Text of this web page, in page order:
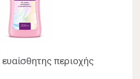
περιοχής